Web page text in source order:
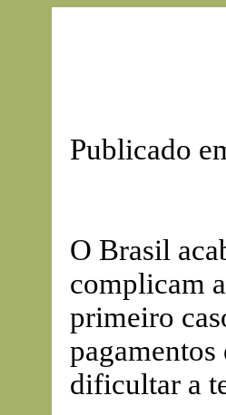
Publicado
O Brasil
complicam
primeiro
dificultar a